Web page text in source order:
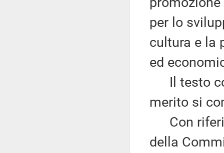
per lo
cultura e la
ed
Il testo
merito si
Con
della